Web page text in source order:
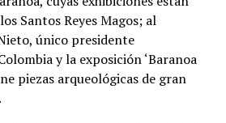
Santos Reyes Magos; al
único presidente
y la exposición ‘Baranoa
piezas arqueológicas de gran